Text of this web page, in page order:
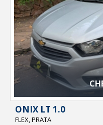
ONIX LT 1.0
FLEX, PRATA